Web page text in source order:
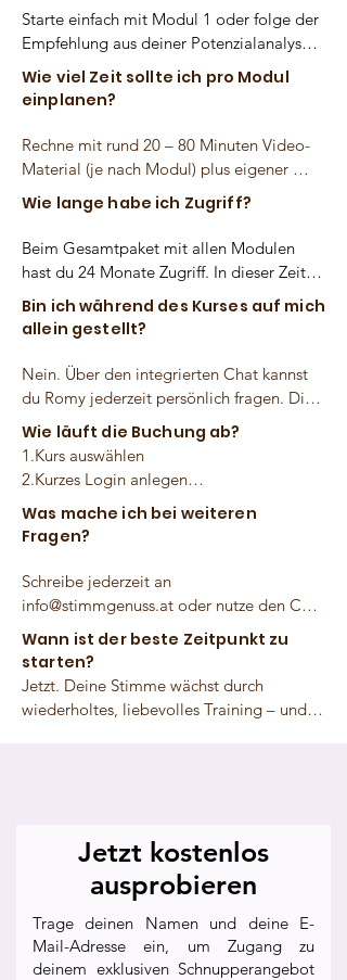
Modul 1 die Essenz des Kurses ist und
genau dort die meisten
Starte einfach mit Modul 1 oder folge der
Empfehlung aus deiner Potenzialanalyse.
Jedes Modul baut logisch auf
grundlegenden Funktionen wie Atmung
oder Resonanz auf und ergänzt die
anderen.
Wie viel Zeit sollte ich pro Modul
einplanen?
Rechne mit rund 20 – 80 Minuten Video-
Material (je nach Modul) plus eigener
Übungszeit. Viele Teilnehmende
integrieren die Übungen als 10- bis 15-
Minuten-Ritual in den Alltag, denn eine
oftmalige Wiederholung stärkt deine
Wie lange habe ich Zugriff?
Beim Gesamtpaket mit allen Modulen
hast du 24 Monate Zugriff. In dieser Zeit
kannst du alle Videos unbegrenzt
streamen und wiederholen
Bin ich während des Kurses auf mich
allein gestellt?
Nein. Über den integrierten Chat kannst
du Romy jederzeit persönlich fragen. Die
meisten Teilnehmenden kommen damit
bestens zurecht. Du kannst jederzeit einen
Gesangsunterricht mit Romy persönlich (in
Wien 1190 oder online) dazu buchen.
Wie läuft die Buchung ab?
1.Kurs auswählen
2.Kurzes Login anlegen
3.Sicher zahlen (PayPal, Kreditkarte,
Sofortüberweisung)
4.E-Mail mit Rechnung & Login-Link
erhalten – und sofort loslegen!
Was mache ich bei weiteren
Fragen?
Schreibe jederzeit an
info@stimmgenuss.at oder nutze den Chat
im Kursbereich. Romy freut sich auf deine
Nachricht!
Wann ist der beste Zeitpunkt zu
starten?
Jetzt. Deine Stimme wächst durch
wiederholtes, liebevolles Training – und
Jetzt kostenlos
ausprobieren
Trage deinen Namen und deine E-
Mail-Adresse ein, um Zugang zu
deinem exklusiven Schnupperangebot